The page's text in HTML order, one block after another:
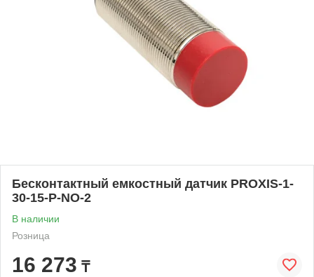
Бесконтактный емкостный датчик PROXIS-1-
30-15-P-NO-2
В наличии
Розница
16 273 ₸